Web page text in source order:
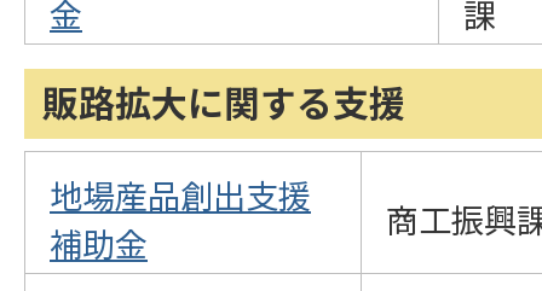
金 課
販路拡大に関する支援
地場産品創出支援
補助金
商工振興